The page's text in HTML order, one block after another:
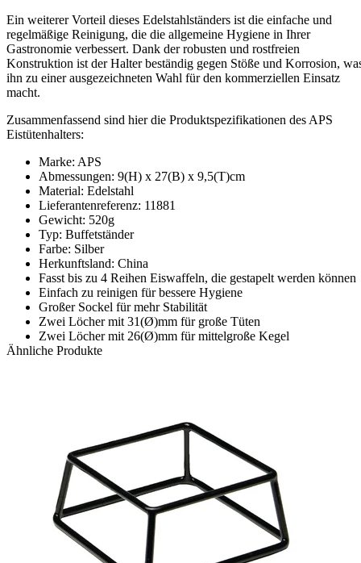
Ein weiterer Vorteil dieses Edelstahlständers ist die einfache und
regelmäßige Reinigung, die die allgemeine Hygiene in Ihrer
Gastronomie verbessert. Dank der robusten und rostfreien
Konstruktion ist der Halter beständig gegen Stöße und Korrosion,
ihn zu einer ausgezeichneten Wahl für den kommerziellen Einsatz
macht.
Zusammenfassend sind hier die Produktspezifikationen des APS
Eistütenhalters:
Marke: APS
Abmessungen: 9(H) x 27(B) x 9,5(T)cm
Material: Edelstahl
Lieferantenreferenz: 11881
Gewicht: 520g
Typ: Buffetständer
Farbe: Silber
Herkunftsland: China
Fasst bis zu 4 Reihen Eiswaffeln, die gestapelt werden können
Einfach zu reinigen für bessere Hygiene
Großer Sockel für mehr Stabilität
Zwei Löcher mit 31(Ø)mm für große Tüten
Zwei Löcher mit 26(Ø)mm für mittelgroße Kegel
Ähnliche Produkte